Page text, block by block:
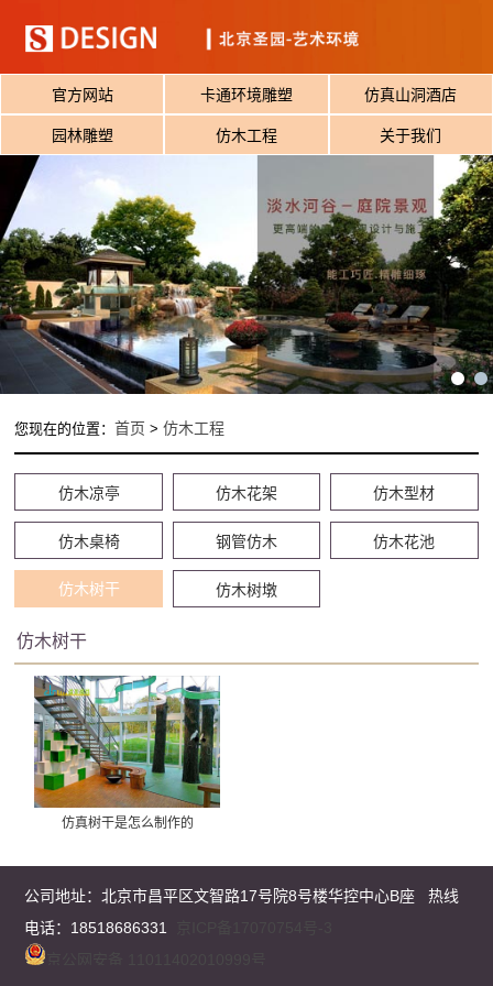
官方网站 卡通环境雕塑 仿真山洞酒店
园林雕塑 仿木工程 关于我们
您现在的位置：首页 >仿木工程
仿木凉亭 仿木花架 仿木型材
仿木桌椅 钢管仿木 仿木花池
仿木树干 仿木树墩
仿木树干
仿真树干是怎么制作的
公司地址： 北京市昌平区文智路17号院8号楼华控中心B座 热线
电话：18518686331